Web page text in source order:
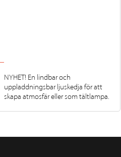
NYHET! En lindbar och
uppladdningsbar ljuskedja för att
skapa atmosfär eller som tältlampa.